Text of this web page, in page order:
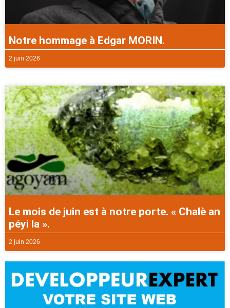
Notre hommage à Edgar MORIN.
2 juin 2026
Le mois de juin est à notre porte. « Chalè an
péyi la ».
2 juin 2026